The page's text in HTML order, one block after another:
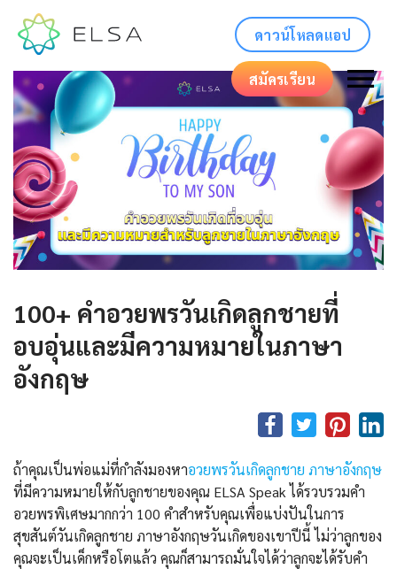
ดาวน์โหลดแอป
สมัครเรียน
100+ คำอวยพรวันเกิดลูกชายที่
อบอุ่นและมีความหมายในภาษา
อังกฤษ
ถ้าคุณเป็นพ่อแม่ที่กำลังมองหาอวยพรวันเกิดลูกชาย ภาษาอังกฤษ
ที่มีความหมายให้กับลูกชายของคุณ ELSA Speak ได้รวบรวมคำ
อวยพรพิเศษมากกว่า 100 คำสำหรับคุณเพื่อแบ่งปันในการ
สุขสันต์วันเกิดลูกชาย ภาษาอังกฤษวันเกิดของเขาปีนี้ ไม่ว่าลูกของ
คุณจะเป็นเด็กหรือโตแล้ว คุณก็สามารถมั่นใจได้ว่าลูกจะได้รับคำ